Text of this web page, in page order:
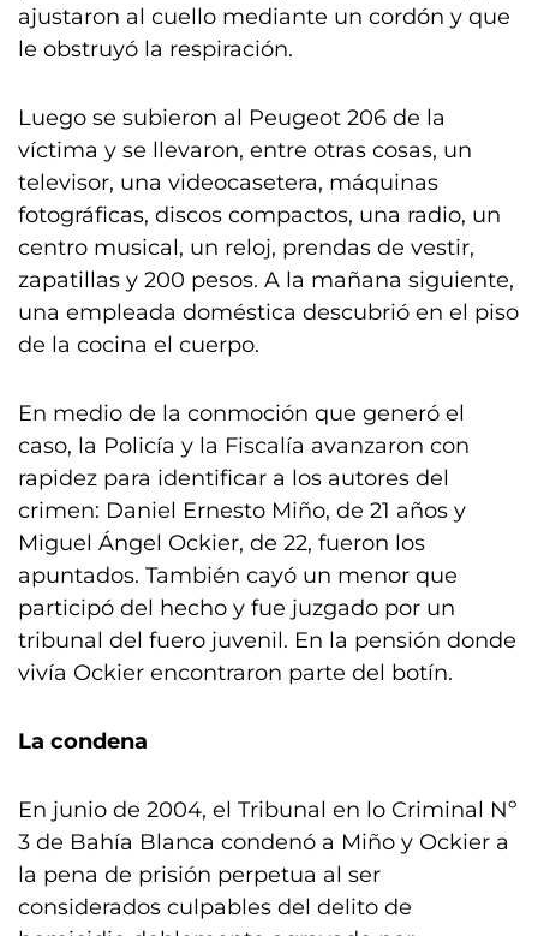
ajustaron al cuello mediante un cordón y que
le obstruyó la respiración.
Luego se subieron al Peugeot 206 de la
víctima y se llevaron, entre otras cosas, un
televisor, una videocasetera, máquinas
fotográficas, discos compactos, una radio, un
centro musical, un reloj, prendas de vestir,
zapatillas y 200 pesos. A la mañana siguiente,
una empleada doméstica descubrió en el piso
de la cocina el cuerpo.
En medio de la conmoción que generó el
caso, la Policía y la Fiscalía avanzaron con
rapidez para identificar a los autores del
crimen: Daniel Ernesto Miño, de 21 años y
Miguel Ángel Ockier, de 22, fueron los
apuntados. También cayó un menor que
participó del hecho y fue juzgado por un
tribunal del fuero juvenil. En la pensión donde
vivía Ockier encontraron parte del botín.
La condena
En junio de 2004, el Tribunal en lo Criminal Nº
3 de Bahía Blanca condenó a Miño y Ockier a
la pena de prisión perpetua al ser
considerados culpables del delito de